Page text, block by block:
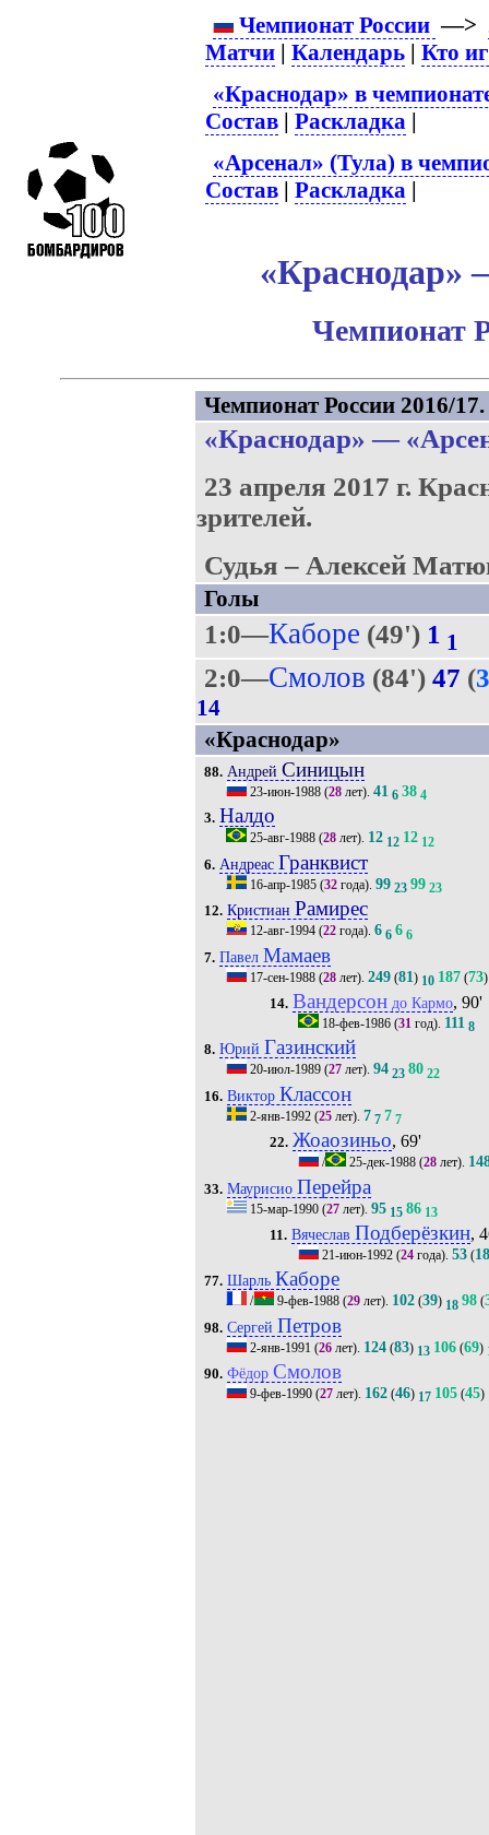
Чемпионат России —>
Матчи |Календарь |Кто
«Краснодар» в
Состав |Раскладка |
«Арсенал» (Тула) в
Состав |Раскладка |
«Краснодар»
Чемпионат
Чемпионат России 2016/
«Краснодар» —
23 апреля 2017 г.
зрителей.
Судья – Алексей
Голы
1:0—Каборе (49') 1 1
2:0—Смолов (84') 47 (
14
«Краснодар»
88. Андрей Синицын
23-июн-1988(28лет). 41 6 38 4
3. Налдо
25-авг-1988(28лет). 12 12 12 12
6. Андреас Гранквист
16-апр-1985(32года). 99 23 99 23
12. Кристиан Рамирес
12-авг-1994(22года). 6 6 6 6
7. Павел Мамаев
17-сен-1988(28лет). 249(81) 10 187(73)
14. Вандерсондо Кармо, 90'
18-фев-1986 (31 год). 111 8
8. Юрий Газинский
20-июл-1989(27лет). 94 23 80 22
16. Виктор Классон
2-янв-1992(25лет). 7 7 7 7
22. Жоаозиньо, 69'
/ 25-дек-1988 (28 лет).
33. Маурисио Перейра
15-мар-1990(27лет). 95 15 86 13
11. Вячеслав Подберёзкин,
21-июн-1992 (24 года).53 (
77. Шарль Каборе
/ 9-фев-1988(29лет). 102(39) 18 98(
98. Сергей Петров
2-янв-1991 (26лет). 124(83) 13 106(69)
90. Фёдор Смолов
9-фев-1990(27лет). 162(46) 17 105(45)